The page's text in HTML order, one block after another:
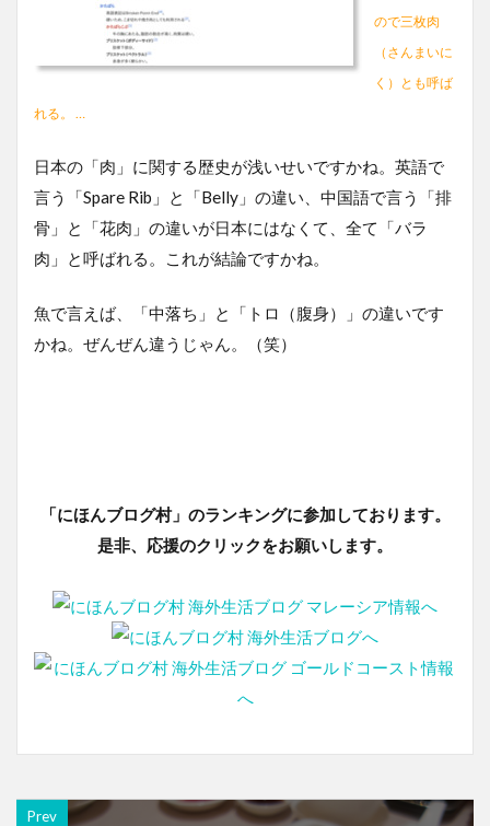
ので三枚肉
（さんまいに
く）とも呼ば
れる。 …
日本の「肉」に関する歴史が浅いせいですかね。英語で
言う「Spare Rib」と「Belly」の違い、中国語で言う「排
骨」と「花肉」の違いが日本にはなくて、全て「バラ
肉」と呼ばれる。これが結論ですかね。
魚で言えば、「中落ち」と「トロ（腹身）」の違いです
かね。ぜんぜん違うじゃん。（笑）
「にほんブログ村」のランキングに参加しております。
是非、応援のクリックをお願いします。
Prev